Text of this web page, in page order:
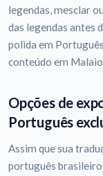
legendas, mesclar
das legendas antes
polida em
conteúdo em
Opções de
Português
Assim que sua
português